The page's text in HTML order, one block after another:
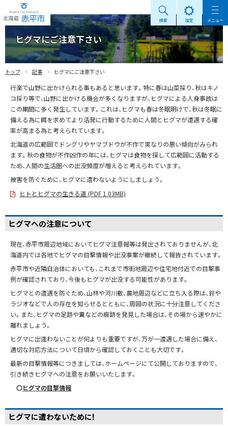
Akabira City Hokkaido 北海道 赤平市
検索 設定 メニュー
ヒグマにご注意下さい
トップ › 記事 › ヒグマにご注意下さい
行楽で山野に出かけられる事もあると思います。特に春は山菜採り、秋はキノ
コ採り等で、山野に出かける機会が多くなりますが、ヒグマによる人身事故は
この期間に多く発生しています。これは、ヒグマも春は冬眠明けで、秋は冬眠に
備える為に餌を求めてより活発に行動するために人間とヒグマが遭遇する確
率が高まる為と考えられています。
北海道の広範囲でドングリやヤマブドウが不作で実なりの悪い傾向がみられ
ます。秋の食物が不作凶作の年には、ヒグマは食物を探して広範囲に活動する
ため、人間の生活圏への出没頻度が増えると考えられています。
被害を防ぐために、ヒグマに遭わないようにしましょう。
ヒトとヒグマの生きる道 (PDF 1.03MB)
ヒグマへの注意について
現在、赤平市周辺地域においてヒグマ注意報等は発出されておりませんが、北
海道内では各地でヒグマの目撃情報や出没事案が継続して報告されています。
赤平市や近隣自治体においても、これまで市街地周辺や住宅地付近での目撃事
例が確認されており、今後もヒグマが出没する可能性があります。
ヒグマとの遭遇を防ぐため、山林や河川敷、農地周辺などに立ち入る際は、鈴や
ラジオなどで人の存在を知らせるとともに、周囲の状況に十分注意してくださ
い。また、ヒグマの足跡や糞などの痕跡を発見した場合は、その場から速やかに
離れましょう。
ヒグマに出逢わないことが何よりも重要ですが、万が一遭遇した場合に備え、
適切な対応方法について日頃から確認しておくことも大切です。
最新の目撃情報等につきましては、ホームページにて公開しておりますので、
引き続きヒグマへの注意をお願いいたします。
〇ヒグマの目撃情報
ヒグマに遭わないために!